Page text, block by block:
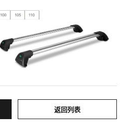
返回列表